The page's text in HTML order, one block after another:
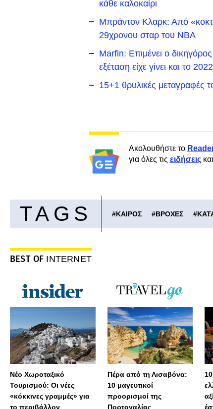
κάθε καλοκαίρι
Μπράντον Κλαρκ: Από
29χρονου σταρ του NBA
Marfin: Επιμένει ο
εξέταση είχε γίνει και το
15+1 θρυλικές μεταγραφές
Ακολουθήστε το
για όλες τις ειδήσεις
TAGS #ΚΑΙΡΟΣ #ΒΡΟΧΕΣ #
BEST OF INTERNET
Νέο Χωροταξικό
Τουρισμού: Οι νέες
«κόκκινες γραμμές» για
το περιβάλλον
Πέρα από τη Λισαβόνα:
10 μαγευτικοί
προορισμοί της
Πορτογαλίας